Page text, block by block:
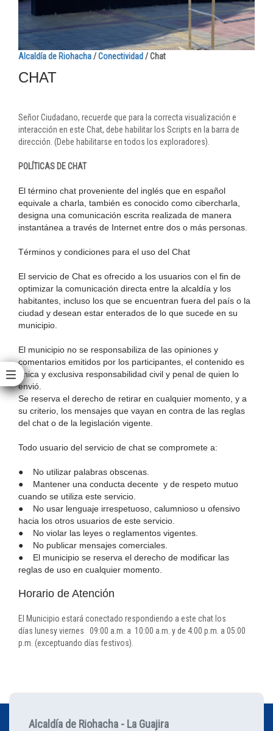
Alcaldía de Riohacha/Conectividad /Chat
CHAT​​​
​Señor Ciudadano, recuerde que para la correcta visualización e
interacción en este Chat, debe habilitar los Scripts en la barra de
dirección. (Debe habilitarse en todos los exploradores).​
​POLÍTICAS DE CHAT
El término chat proveniente del inglés que en español
equivale a charla, también es conocido como cibercharla,
designa una comunicación escrita realizada de manera
instantánea a través de Internet entre dos o más personas.
Términos y condiciones para el uso del Chat
El servicio de Chat es ofrecido a los usuarios con el fin de
optimizar la comunicación directa entre la alcaldía y los
habitantes, incluso los que se encuentran fuera del país o la
ciudad y desean estar enterados de lo que sucede en su
municipio.
El municipio no se responsabiliza de las opiniones y
comentarios emitidos por los participantes, el contenido es
única y exclusiva responsabilidad civil y penal de quien lo
envió.
Se reserva el derecho de retirar en cualquier momento, y a
su criterio, los mensajes que vayan en contra de las reglas
del chat o de la legislación vigente.
Todo usuario del servicio de chat se compromete a:
● No utilizar palabras obscenas.
● Mantener una conducta decente y de respeto mutuo
cuando se utiliza este servicio.
● No usar lenguaje irrespetuoso, calumnioso u ofensivo
hacia los otros usuarios de este servicio.
● No violar las leyes o reglamentos vigentes.
● No publicar mensajes comerciales.
● El municipio se reserva el derecho de modificar las
reglas de uso en cualquier momento.​​
Horario de Atención
El Municipio estará conectado respondiendo a este chat los
días lunesy viernes 09:00 a.m. a 10:00 a.​m. y de 4:00 p.m. a 05:00
p.m. (exceptuando días festivos).​​​
Alcaldía de Riohacha - La Guajira